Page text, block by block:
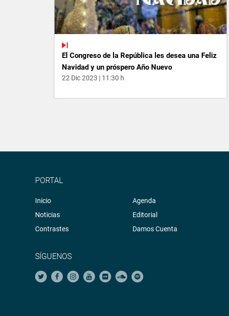
El Congreso de la República les desea una Feliz
Navidad y un próspero Año Nuevo
22 Dic 2023 | 11:30 h
PORTAL
Inicio
Noticias
Contrastes
Agenda
Editorial
Damos Cuenta
SÍGUENOS